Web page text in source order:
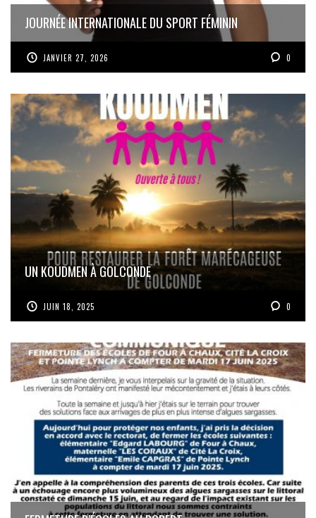
JOURNÉE INTERNATIONALE DU SPORT FÉMININ
JANVIER 27, 2026 0
UN KOUDMEN À GOLCONDE
JUIN 18, 2025 0